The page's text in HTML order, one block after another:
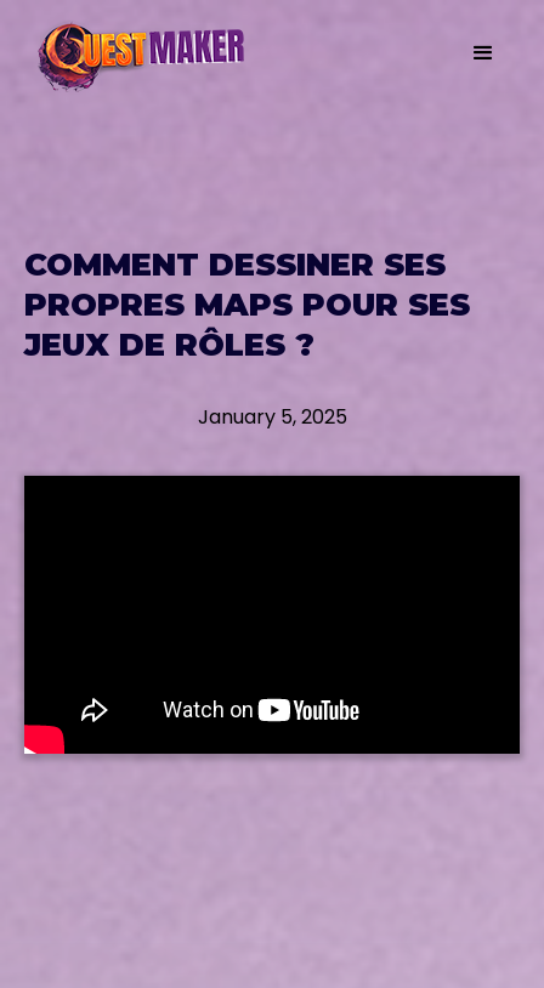
COMMENT DESSINER SES
PROPRES MAPS POUR SES
JEUX DE RÔLES ?
January 5, 2025